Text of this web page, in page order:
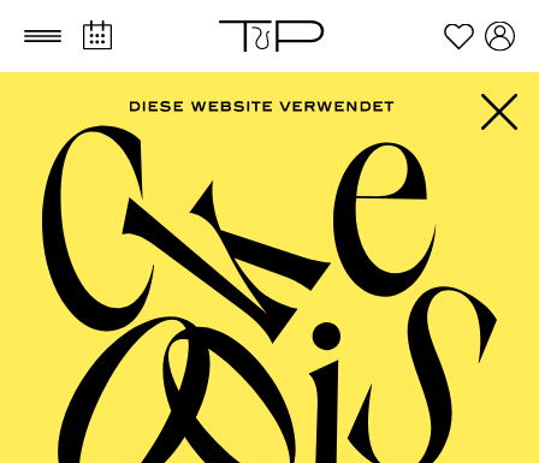
Zum Hauptinhalt springen Zum Footer springen